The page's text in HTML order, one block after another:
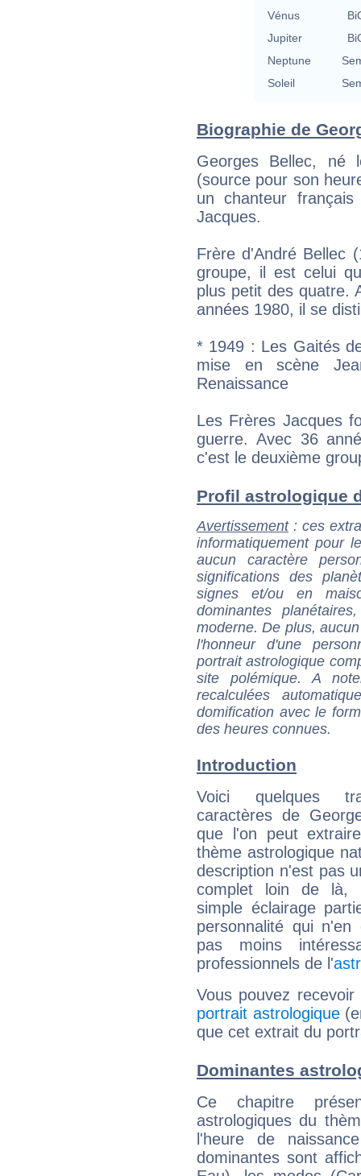
Vénus
Jupiter
Neptune
Soleil
Biographie de
Georges Bellec, né
(source pour son
un chanteur
Jacques.
Frère d'André Bellec
groupe, il est celui
plus petit des quatre.
années 1980, il se
* 1949 : Les Gaités
mise en scène
Renaissance
Les Frères Jacques
guerre. Avec 36
c'est le deuxième
Profil astrologique
Avertissement: ces
informatiquement pour
aucun caractère
significations des
signes et/ou en
dominantes
moderne. De plus,
l'honneur d'une
portrait astrologique
site polémique. A
recalculées
domification avec le
des heures connues.
Introduction
Voici quelques
caractères de
que l'on peut
thème astrologique
description n'est pas
complet loin de là,
simple éclairage
personnalité qui n'en
pas moins
professionnels de l'
Vous pouvez
portrait astrologique
que cet extrait du
Dominantes
Ce chapitre
astrologiques du
l'heure de
dominantes sont